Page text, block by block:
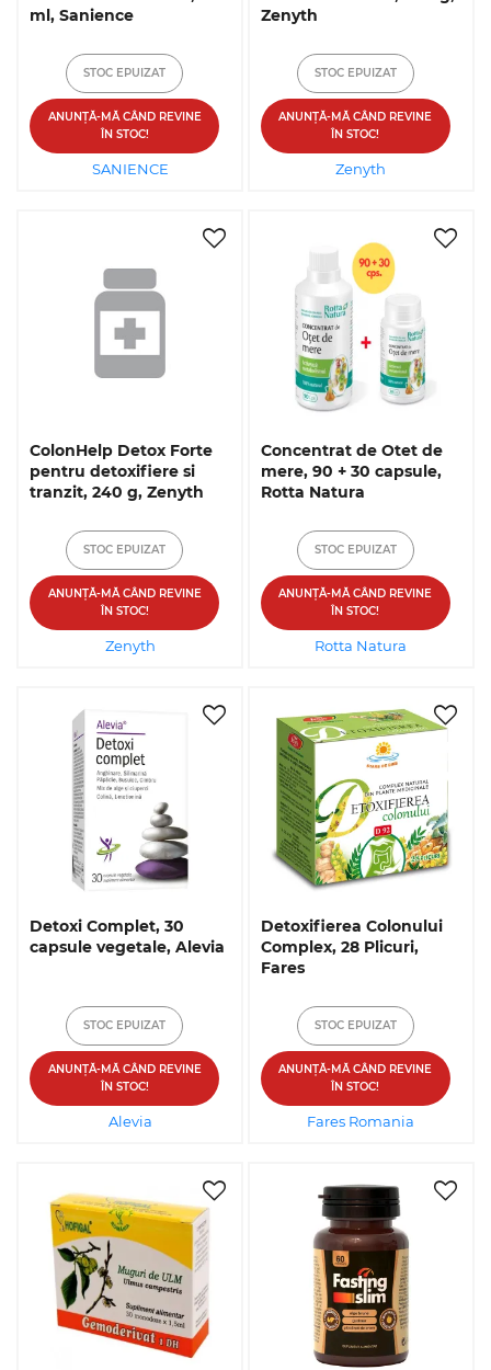
ml, Sanience
STOC EPUIZAT
ANUNȚĂ-MĂ CÂND REVINE
ÎN STOC!
SANIENCE
Zenyth
STOC EPUIZAT
ANUNȚĂ-MĂ CÂND REVINE
ÎN STOC!
Zenyth
ColonHelp Detox Forte
pentru detoxifiere si
tranzit, 240 g, Zenyth
STOC EPUIZAT
ANUNȚĂ-MĂ CÂND REVINE
ÎN STOC!
Zenyth
Concentrat de Otet de
mere, 90 + 30 capsule,
Rotta Natura
STOC EPUIZAT
ANUNȚĂ-MĂ CÂND REVINE
ÎN STOC!
Rotta Natura
Detoxi Complet, 30
capsule vegetale, Alevia
STOC EPUIZAT
ANUNȚĂ-MĂ CÂND REVINE
ÎN STOC!
Alevia
Detoxifierea Colonului
Complex, 28 Plicuri,
Fares
STOC EPUIZAT
ANUNȚĂ-MĂ CÂND REVINE
ÎN STOC!
Fares Romania